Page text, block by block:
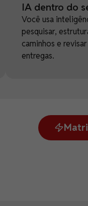
IA dentro do
Você usa
pesquisar,
caminhos e
entregas.